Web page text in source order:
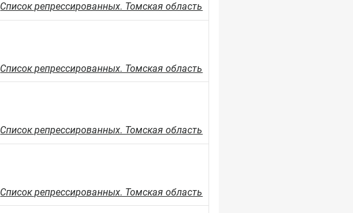
Список репрессированных. Томская область
Список репрессированных. Томская область
Список репрессированных. Томская область
Список репрессированных. Томская область